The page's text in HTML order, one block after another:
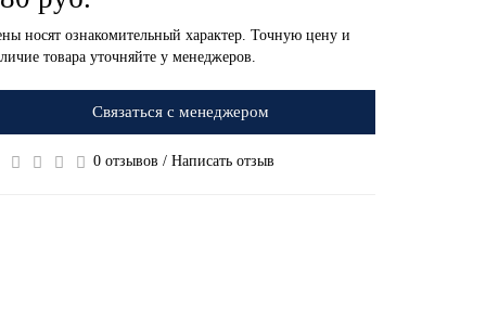
носят ознакомительный характер. Точную цену и
товара уточняйте у менеджеров.
Связаться с менеджером
0 отзывов / Написать отзыв